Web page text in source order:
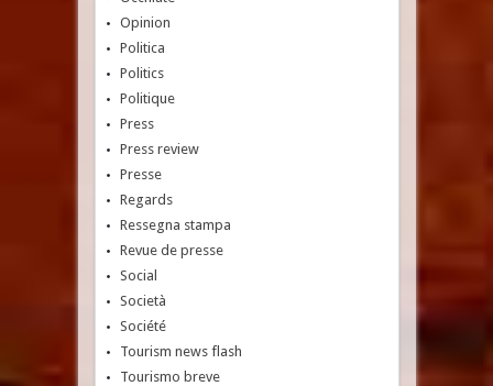
Opinion
Politica
Politics
Politique
Press
Press review
Presse
Regards
Ressegna stampa
Revue de presse
Social
Società
Société
Tourism news flash
Tourismo breve